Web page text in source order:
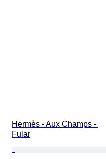
Hermès - Aux Champs -
Fular